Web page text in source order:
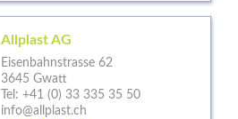
Allplast AG
Eisenbahnstrasse 62
3645 Gwatt
Tel: +41 (0) 33 335 35 50
info@allplast.ch